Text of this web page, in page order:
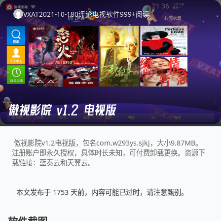
VXAT2021-10-180评论电视软件999+阅读
傲视影院 v1.2 电视版
傲视影院v1.2电视版，包名com.w293ys.sjkj，大小9.87MB。
注册账户即永久授权，具体时长未知，可付费卸载更换。资源下
载链接：蓝奏云和天翼云。
本文发布于 1753 天前，内容可能已过时，请注意甄别。